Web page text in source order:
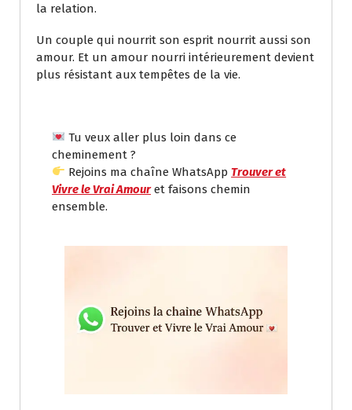
la relation.
Un couple qui nourrit son esprit nourrit aussi son
amour. Et un amour nourri intérieurement devient
plus résistant aux tempêtes de la vie.
Tu veux aller plus loin dans ce
cheminement ?
Rejoins ma chaîne WhatsAppTrouver et
Vivre le Vrai Amouret faisons chemin
ensemble.